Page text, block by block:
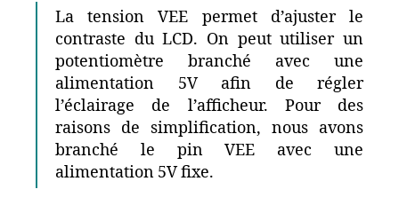
La tension VEE permet d’ajuster le
contraste du LCD. On peut utiliser un
potentiomètre branché avec une
alimentation 5V afin de régler
l’éclairage de l’afficheur. Pour des
raisons de simplification, nous avons
branché le pin VEE avec une
alimentation 5V fixe.